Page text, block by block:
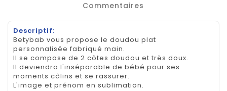
Commentaires
Descriptif:
Betybab vous propose le doudou plat
personnalisée fabriqué main.
Il se compose de 2 côtes doudou et très doux.
Il deviendra l'inséparable de bébé pour ses
moments câlins et se rassurer.
L'image et prénom en sublimation.